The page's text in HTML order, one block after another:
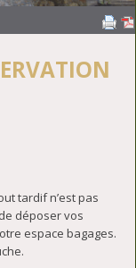
tardif n’est pas
déposer vos
espace bagages.